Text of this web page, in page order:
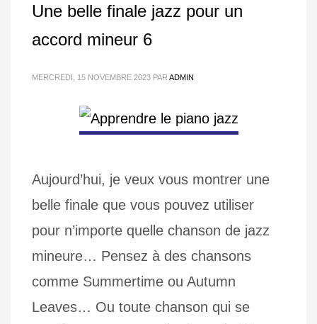
Une belle finale jazz pour un
accord mineur 6
MERCREDI, 15 NOVEMBRE 2023 PAR ADMIN
Aujourd’hui, je veux vous montrer une
belle finale que vous pouvez utiliser
pour n’importe quelle chanson de jazz
mineure… Pensez à des chansons
comme Summertime ou Autumn
Leaves… Ou toute chanson qui se